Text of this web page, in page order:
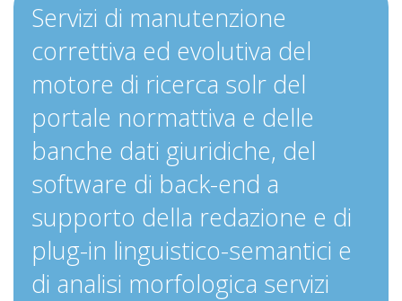
Servizi di manutenzione
correttiva ed evolutiva del
motore di ricerca solr del
portale normattiva e delle
banche dati giuridiche, del
software di back-end a
supporto della redazione e di
plug-in linguistico-semantici e
di analisi morfologica servizi